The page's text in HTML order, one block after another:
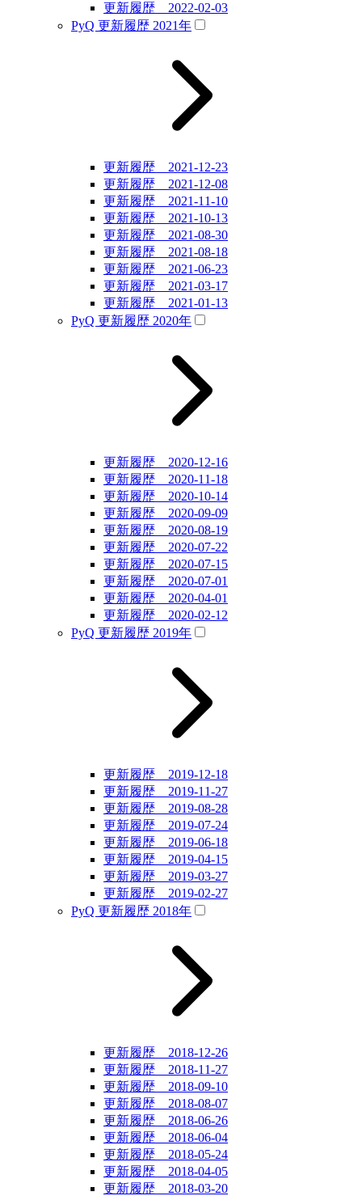
更新履歴 2022-02-03
PyQ 更新履歴 2021年
更新履歴 2021-12-23
更新履歴 2021-12-08
更新履歴 2021-11-10
更新履歴 2021-10-13
更新履歴 2021-08-30
更新履歴 2021-08-18
更新履歴 2021-06-23
更新履歴 2021-03-17
更新履歴 2021-01-13
PyQ 更新履歴 2020年
更新履歴 2020-12-16
更新履歴 2020-11-18
更新履歴 2020-10-14
更新履歴 2020-09-09
更新履歴 2020-08-19
更新履歴 2020-07-22
更新履歴 2020-07-15
更新履歴 2020-07-01
更新履歴 2020-04-01
更新履歴 2020-02-12
PyQ 更新履歴 2019年
更新履歴 2019-12-18
更新履歴 2019-11-27
更新履歴 2019-08-28
更新履歴 2019-07-24
更新履歴 2019-06-18
更新履歴 2019-04-15
更新履歴 2019-03-27
更新履歴 2019-02-27
PyQ 更新履歴 2018年
更新履歴 2018-12-26
更新履歴 2018-11-27
更新履歴 2018-09-10
更新履歴 2018-08-07
更新履歴 2018-06-26
更新履歴 2018-06-04
更新履歴 2018-05-24
更新履歴 2018-04-05
更新履歴 2018-03-20